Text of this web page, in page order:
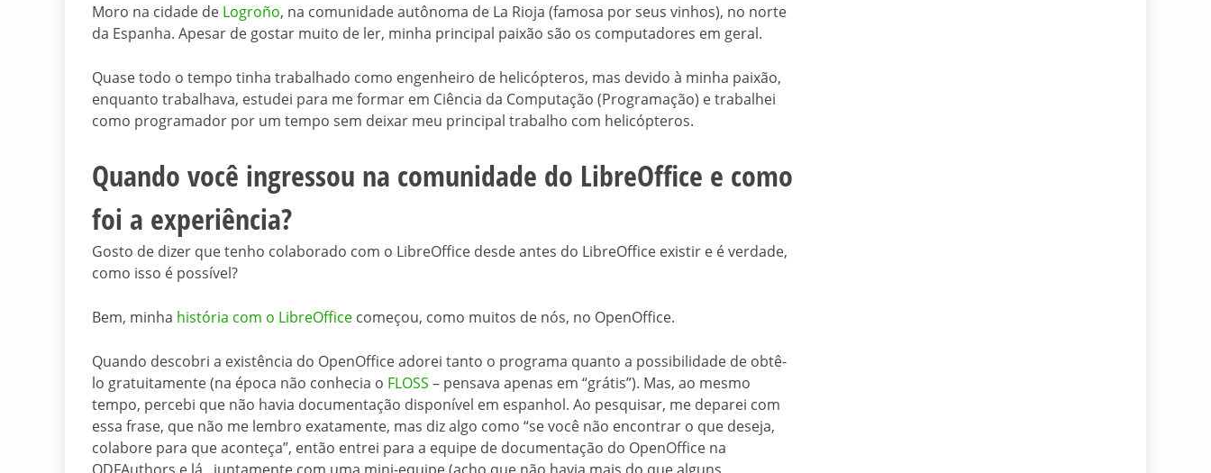
Moro na cidade de Logroño, na comunidade autônoma de La Rioja (famosa por seus vinhos), no norte
da Espanha. Apesar de gostar muito de ler, minha principal paixão são os computadores em geral.
Quase todo o tempo tinha trabalhado como engenheiro de helicópteros, mas devido à minha paixão,
enquanto trabalhava, estudei para me formar em Ciência da Computação (Programação) e trabalhei
como programador por um tempo sem deixar meu principal trabalho com helicópteros.
Quando você ingressou na comunidade do LibreOffice e como
foi a experiência?
Gosto de dizer que tenho colaborado com o LibreOffice desde antes do LibreOffice existir e é verdade,
como isso é possível?
Bem, minha história com o LibreOffice começou, como muitos de nós, no OpenOffice.
Quando descobri a existência do OpenOffice adorei tanto o programa quanto a possibilidade de obtê-
lo gratuitamente (na época não conhecia o FLOSS – pensava apenas em “grátis”). Mas, ao mesmo
tempo, percebi que não havia documentação disponível em espanhol. Ao pesquisar, me deparei com
essa frase, que não me lembro exatamente, mas diz algo como “se você não encontrar o que deseja,
colabore para que aconteça”, então entrei para a equipe de documentação do OpenOffice na